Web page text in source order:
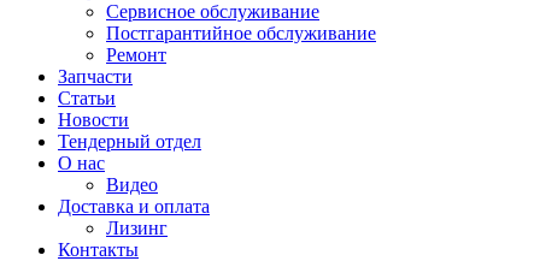
Сервисное обслуживание
Постгарантийное обслуживание
Ремонт
Запчасти
Статьи
Новости
Тендерный отдел
О нас
Видео
Доставка и оплата
Лизинг
Контакты